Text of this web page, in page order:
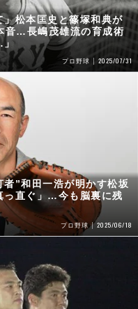
」松本匡史と篠塚和典が
音…長嶋茂雄流の育成術
」
プロ野球 2025/07/31
”和田一浩が明かす松坂
っ直ぐ」…今も脳裏に残
プロ野球 2025/06/18